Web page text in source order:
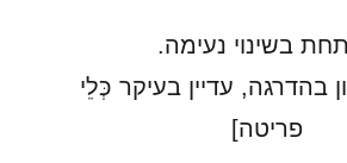
בשינוי נעימה.
בהדרגה, עדיין בעיקר כְּלֵי
פריטה]